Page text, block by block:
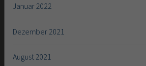
Januar 2022
Dezember 2021
August 2021